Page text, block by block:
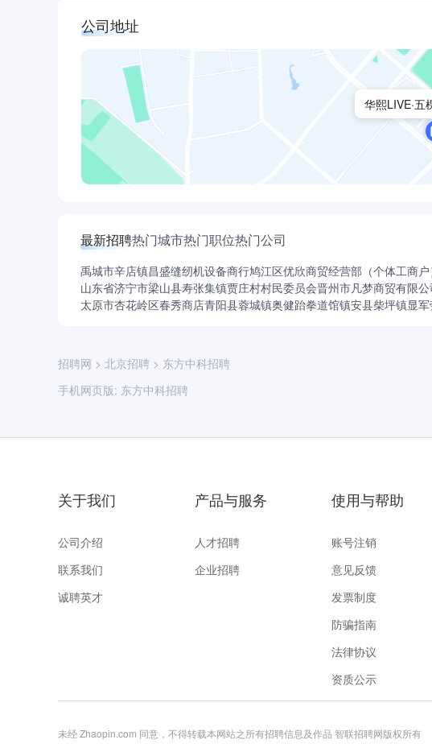
公司地址
华熙LIVE·五
最新招聘热门城市热门职位热门公司
禹城市辛店镇昌盛缝纫机设备商行鸠江区优欣商贸经营部（个体工商户
山东省济宁市梁山县寿张集镇贾庄村村民委员会晋州市凡梦商贸有限公
太原市杏花岭区春秀商店青阳县蓉城镇奥健跆拳道馆镇安县柴坪镇显
招聘网 > 北京招聘 > 东方中科招聘
手机网页版: 东方中科招聘
关于我们
公司介绍
联系我们
诚聘英才
产品与服务
人才招聘
企业招聘
使用与帮助
账号注销
意见反馈
发票制度
防骗指南
法律协议
资质公示
未经 Zhaopin.com 同意，不得转载本网站之所有招聘信息及作品 智联招聘网版权所有